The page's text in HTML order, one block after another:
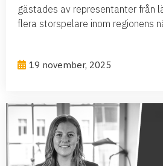
gästades av representanter från
flera storspelare inom regionens
19 november, 2025